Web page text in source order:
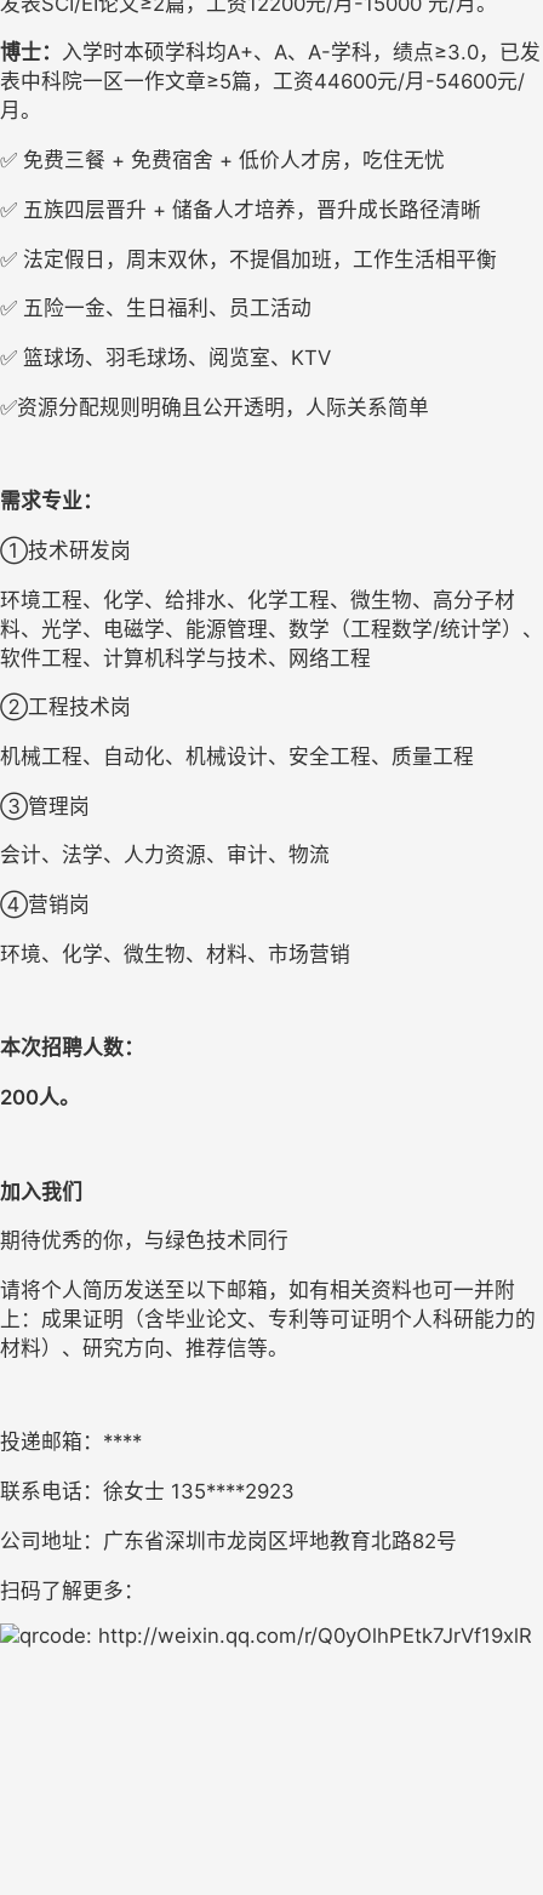
博士： 入学时本硕学科均A+、A、A-学科，绩点≥3.0，已发
表中科院一区一作文章≥5篇，工资44600元/月-54600元/
月。
✅ 免费三餐 + 免费宿舍 + 低价人才房，吃住无忧
✅ 五族四层晋升 + 储备人才培养，晋升成长路径清晰
✅ 法定假日，周末双休，不提倡加班，工作生活相平衡
✅ 五险一金、生日福利、员工活动
✅ 篮球场、羽毛球场、阅览室、KTV
✅资源分配规则明确且公开透明，人际关系简单
需求专业：
①技术研发岗
环境工程、化学、给排水、化学工程、微生物、高分子材
料、光学、电磁学、能源管理、数学（工程数学/统计学）、
软件工程、计算机科学与技术、网络工程
②工程技术岗
机械工程、自动化、机械设计、安全工程、质量工程
③管理岗
会计、法学、人力资源、审计、物流
④营销岗
环境、化学、微生物、材料、市场营销
本次招聘人数：
200人。
加入我们
期待优秀的你，与绿色技术 同行
请将个人简历发送至以下邮箱，如有相关资料也可一并附
上：成果证明（含毕业论文、专利等可证明个人科研能力的
材料）、研究方向、推荐信等。
投递邮箱： ****
联系电话： 徐女士 135****2923
公司地址： 广东省深圳市龙岗区坪地教育北路82号
扫码了解更多：